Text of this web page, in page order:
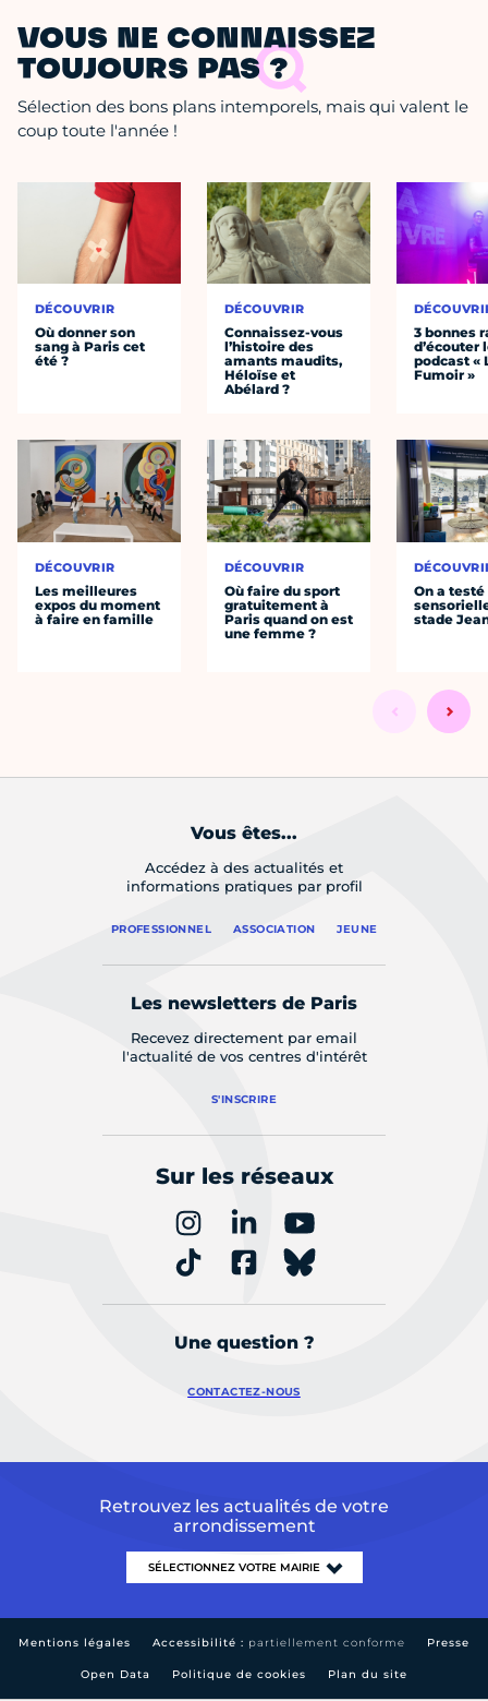
VOUS NE CONNAISSEZ
TOUJOURS PAS ?
Sélection des bons plans intemporels, mais qui valent le
coup toute l'année !
DÉCOUVRIR
Où donner son
sang à Paris cet
été ?
DÉCOUVRIR
Les meilleures
expos du moment
à faire en famille
DÉCOUVRIR
Connaissez-vous
l’histoire des
amants maudits,
Héloïse et
Abélard ?
DÉCOUVRIR
Où faire du sport
gratuitement à
Paris quand on est
une femme ?
3 bonnes
d’écouter
podcast «
Fumoir »
On a
stade
Vous êtes...
Accédez à des actualités et
informations pratiques par profil
PROFESSIONNEL ASSOCIATION JEUNE
Les newsletters de Paris
Recevez directement par email
l'actualité de vos centres d'intérêt
S'INSCRIRE
Sur les réseaux
Une question ?
CONTACTEZ-NOUS
Retrouvez les actualités de votre
arrondissement
Mentions légales Accessibilité : partiellement conforme Presse
Open Data Politique de cookies Plan du site